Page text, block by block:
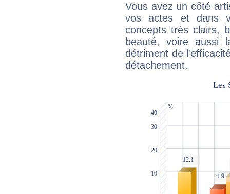
Vous avez un côté
vos actes et dans
concepts très clairs,
beauté, voire aussi
détriment de
détachement.